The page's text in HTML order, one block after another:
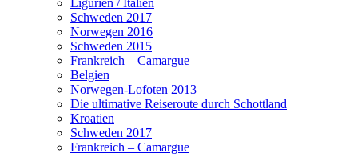
Schweden 2017
Norwegen 2016
Schweden 2015
Frankreich – Camargue
Belgien
Norwegen-Lofoten 2013
Die ultimative Reiseroute durch Schottland
Kroatien
Schweden 2017
Frankreich – Camargue